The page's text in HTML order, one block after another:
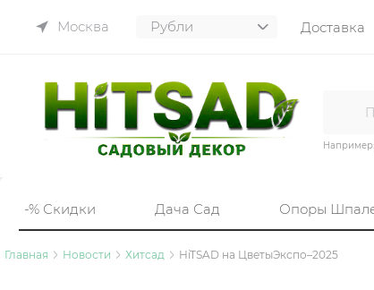
Москва Доставка
Например:
-% Скидки Дача Сад Опоры
Главная Новости Хитсад HiTSAD на ЦветыЭкспо–2025